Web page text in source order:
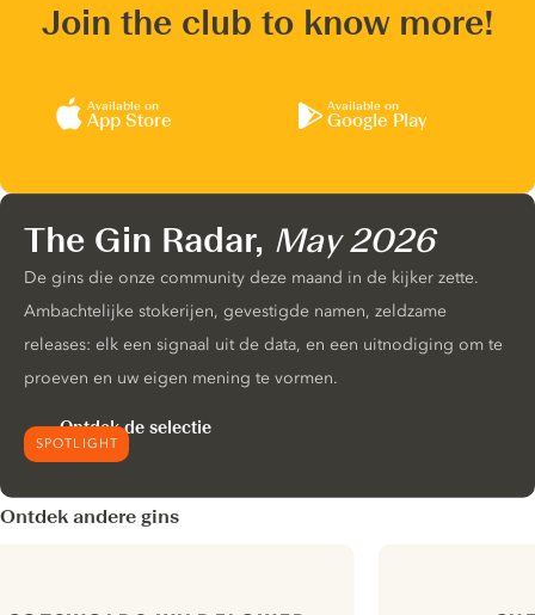
Join the club to know more!
Available on
App Store
Available on
Google Play
SPOTLIGHT
The Gin Radar, May 2026
De gins die onze community deze maand in de kijker zette.
Ambachtelijke stokerijen, gevestigde namen, zeldzame
releases: elk een signaal uit de data, en een uitnodiging om te
proeven en uw eigen mening te vormen.
Ontdek de selectie
Ontdek andere gins